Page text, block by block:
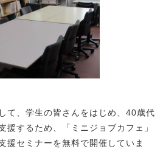
て、学生の皆さんをはじめ、40歳代
援するため、「ミニジョブカフェ」
援セミナーを無料で開催していま